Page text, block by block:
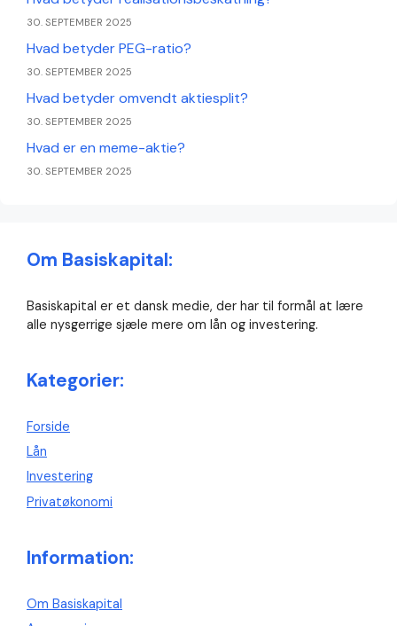
30. SEPTEMBER 2025
Hvad betyder PEG-ratio?
30. SEPTEMBER 2025
Hvad betyder omvendt aktiesplit?
30. SEPTEMBER 2025
Hvad er en meme-aktie?
30. SEPTEMBER 2025
Om Basiskapital:
Basiskapital er et dansk medie, der har til formål at lære
alle nysgerrige sjæle mere om lån og investering.
Kategorier:
Forside
Lån
Investering
Privatøkonomi
Information:
Om Basiskapital